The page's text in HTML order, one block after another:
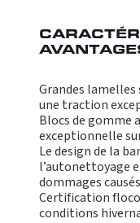
Grandes
une traction
Blocs de gomme
exceptionnelle
Le design de la
l’autonettoyage
dommages
Certification
conditions